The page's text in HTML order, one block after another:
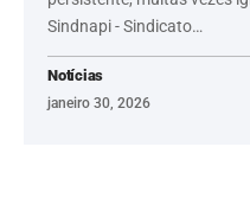
Sindnapi - Sindicato…
Notícias
janeiro 30, 2026